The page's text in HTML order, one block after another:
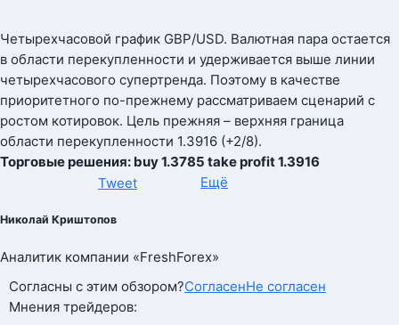
Четырехчасовой график GBP/USD. Валютная пара остается
в области перекупленности и удерживается выше линии
четырехчасового супертренда. Поэтому в качестве
приоритетного по-прежнему рассматриваем сценарий с
ростом котировок. Цель прежняя – верхняя граница
области перекупленности 1.3916 (+2/8).
Торговые решения: buy 1.3785 take profit 1.3916
Tweet
Ещё
Николай Криштопов
Аналитик компании «FreshForex»
Согласны с этим обзором?СогласенНе согласен
Мнения трейдеров: